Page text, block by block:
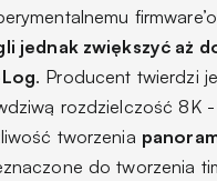
jednak zwiększyć aż
. Producent twierdzi
rozdzielczość 8K
tworzenia
do tworzenia